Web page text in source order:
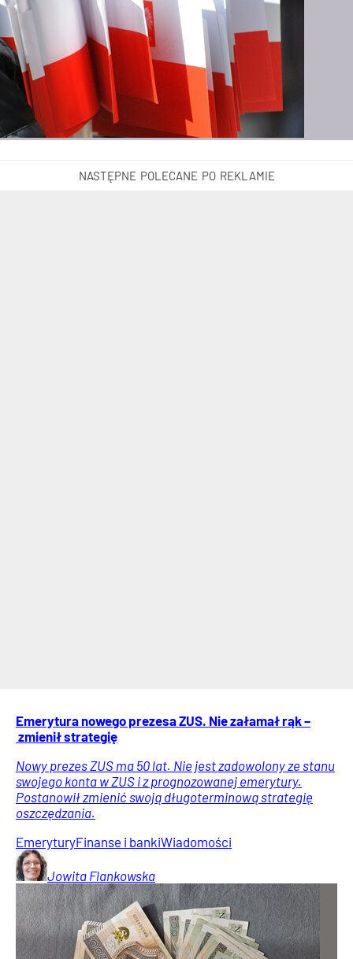
Emerytura nowego prezesa ZUS. Nie załamał rąk –
zmienił strategię
Nowy prezes ZUS ma 50 lat. Nie jest zadowolony ze stanu
swojego konta w ZUS i z prognozowanej emerytury.
Postanowił zmienić swoją długoterminową strategię
oszczędzania.
EmeryturyFinanse i bankiWiadomości
Jowita Flankowska